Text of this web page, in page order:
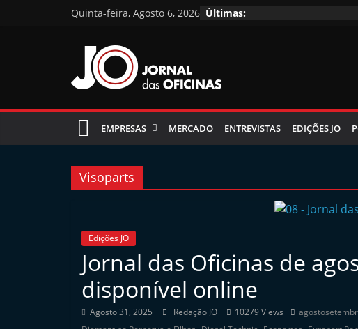
Quinta-feira, Agosto 6, 2026 Últimas:
Jornal
das
Oficinas
EMPRESAS MERCADO ENTREVISTAS EDIÇÕES JO
Visoparts
Edições JO
Jornal das Oficinas de
disponível online
Agosto 31, 2025 Redação JO 10279 Views